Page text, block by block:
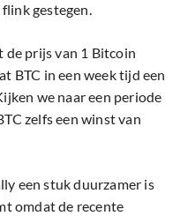
gestegen.
de prijs van 1 Bitcoin
BTC in een week tijd een
we naar een periode
zelfs een winst van
een stuk duurzamer is
omdat de recente